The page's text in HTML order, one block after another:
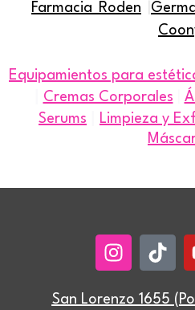
Farmacia Roden
Equipamientos para
Cremas Corporales
Serums Limpieza y
San Lorenzo 1655